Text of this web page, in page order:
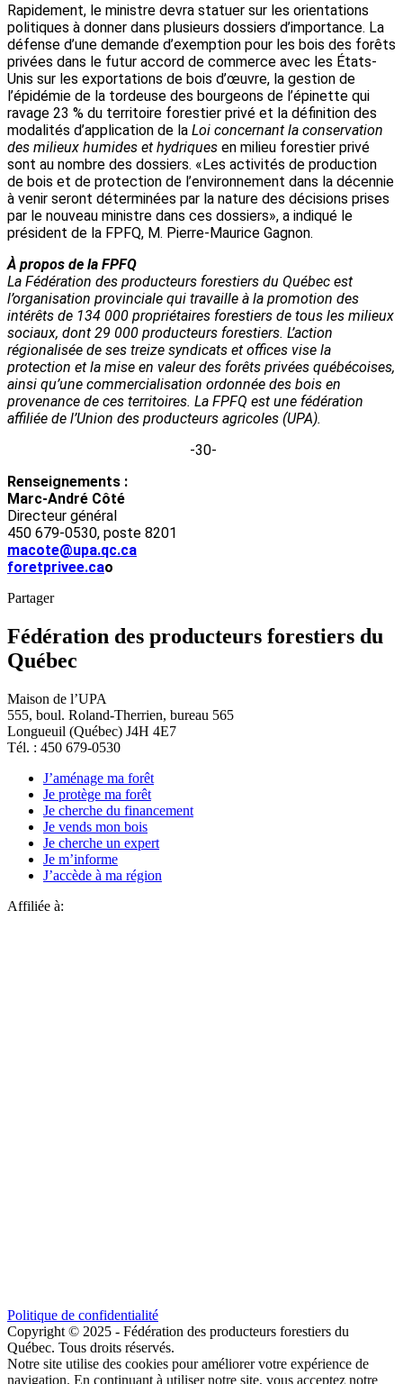
Rapidement, le ministre devra statuer sur les orientations
politiques à donner dans plusieurs dossiers d’importance. La
défense d’une demande d’exemption pour les bois des forêts
privées dans le futur accord de commerce avec les États-
Unis sur les exportations de bois d’œuvre, la gestion de
l’épidémie de la tordeuse des bourgeons de l’épinette qui
ravage 23 % du territoire forestier privé et la définition des
modalités d’application de la Loi concernant la conservation
des milieux humides et hydriques en milieu forestier privé
sont au nombre des dossiers. «Les activités de production
de bois et de protection de l’environnement dans la décennie
à venir seront déterminées par la nature des décisions prises
par le nouveau ministre dans ces dossiers», a indiqué le
président de la FPFQ, M. Pierre-Maurice Gagnon.
À propos de la FPFQ
La Fédération des producteurs forestiers du Québec est
l’organisation provinciale qui travaille à la promotion des
intérêts de 134 000 propriétaires forestiers de tous les milieux
sociaux, dont 29 000 producteurs forestiers. L’action
régionalisée de ses treize syndicats et offices vise la
protection et la mise en valeur des forêts privées québécoises,
ainsi qu’une commercialisation ordonnée des bois en
provenance de ces territoires. La FPFQ est une fédération
affiliée de l’Union des producteurs agricoles (UPA).
-30-
Renseignements :
Marc-André Côté
Directeur général
450 679-0530, poste 8201
macote@upa.qc.ca
foretprivee.cao
Partager
Fédération des producteurs forestiers du
Québec
Maison de l’UPA
555, boul. Roland-Therrien, bureau 565
Longueuil (Québec) J4H 4E7
Tél. : 450 679-0530
J’aménage ma forêt
Je protège ma forêt
Je cherche du financement
Je vends mon bois
Je cherche un expert
Je m’informe
J’accède à ma région
Affiliée à:
Politique de confidentialité
Copyright © 2025 - Fédération des producteurs forestiers du
Québec. Tous droits réservés.
Notre site utilise des cookies pour améliorer votre expérience de
navigation. En continuant à utiliser notre site, vous acceptez notre